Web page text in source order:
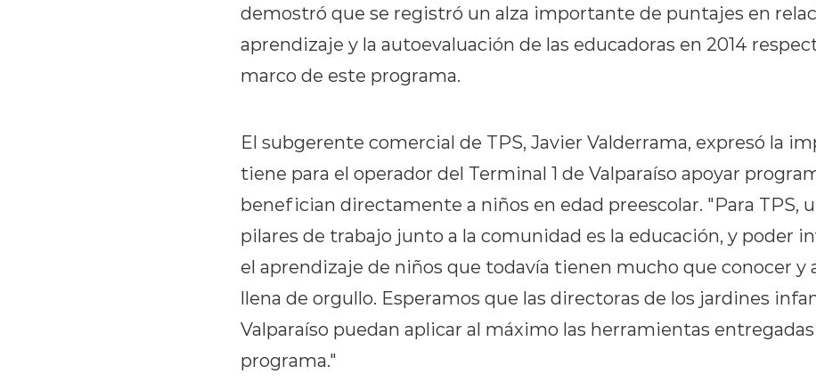
demostró que se registró un alza importante de puntajes en
aprendizaje y la autoevaluación de las educadoras en 2014
marco de este programa.
El subgerente comercial de TPS, Javier Valderrama, expresó la
tiene para el operador del Terminal 1 de Valparaíso apoyar
benefician directamente a niños en edad preescolar. "Para TPS,
pilares de trabajo junto a la comunidad es la educación, y poder
el aprendizaje de niños que todavía tienen mucho que conocer y
llena de orgullo. Esperamos que las directoras de los jardines
Valparaíso puedan aplicar al máximo las herramientas
programa."